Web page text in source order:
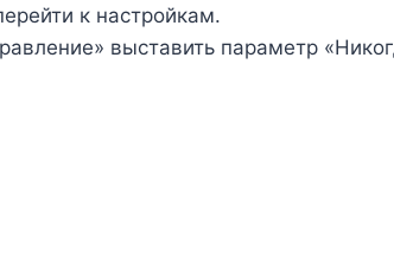
к настройкам.
выставить параметр